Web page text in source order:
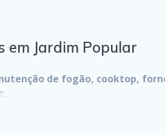
em Jardim Popular
de fogão, cooktop,